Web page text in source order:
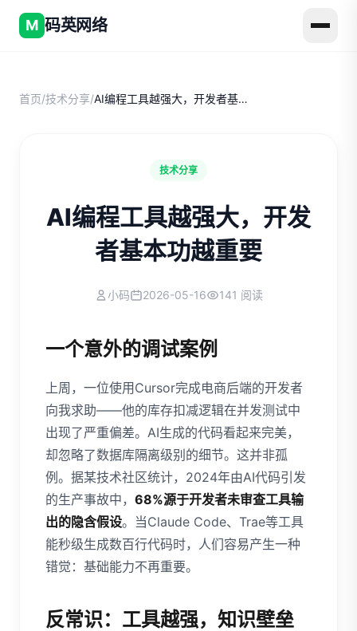
M 码英网络
首页/技术分享/ AI编程工具越强大，开发者基本功越重要
技术分享
AI编程工具越强大，开发
者基本功越重要
小码 2026-05-16 141 阅读
一个意外的调试案例
上周，一位使用Cursor完成电商后端的开发者
向我求助——他的库存扣减逻辑在并发测试中
出现了严重偏差。AI生成的代码看起来完美，
却忽略了数据库隔离级别的细节。这并非孤
例。据某技术社区统计，2024年由AI代码引发
的生产事故中， 68%源于开发者未审查工具输
出的隐含假设。当Claude Code、Trae等工具
能秒级生成数百行代码时，人们容易产生一种
错觉：基础能力不再重要。
反常识：工具越强，知识壁垒